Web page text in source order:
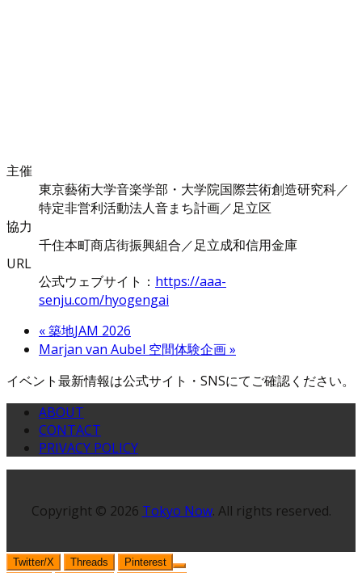
主催
東京藝術大学音楽学部・大学院国際芸術創造研究科／
特定非営利活動法人音まち計画／足立区
協力
千住本町商店街振興組合／足立成和信用金庫
URL
公式ウェブサイト： https://aaa-
senju.com/hyogengai
«築地JAM 2026
Marjan van Aubel 空間体験企画»
イベント最新情報は公式サイト・SNSにてご確認ください。
ABOUT
CONTACT
PRIVACY POLICY
Copyright © 2026 Tokyo Now. All rights reserved.
Twitter/X Threads
Pinterest